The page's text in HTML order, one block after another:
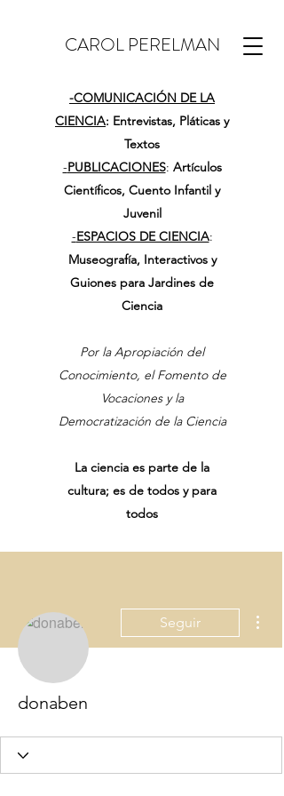
CAROL PERELMAN
-COMUNICACIÓN DE LA
CIENCIA: Entrevistas, Pláticas y
Textos
-PUBLICACIONES: Artículos
Científicos, Cuento Infantil y
Juvenil
-ESPACIOS DE CIENCIA:
Museografía, Interactivos y
Guiones para Jardines de
Ciencia
Por la Apropiación del
Conocimiento, el Fomento de
Vocaciones y la
Democratización de la Ciencia
La ciencia es parte de la
cultura; es de todos y para
todos
Seguir
donaben